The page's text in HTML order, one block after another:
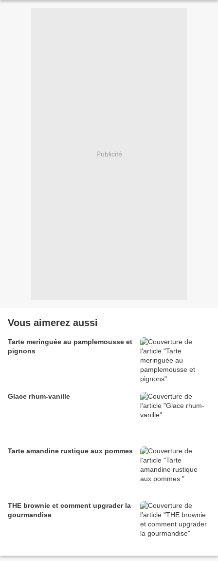
Publicité
Vous aimerez aussi
Tarte meringuée au pamplemousse et
pignons
Glace rhum-vanille
Tarte amandine rustique aux pommes
THE brownie et comment upgrader la
gourmandise